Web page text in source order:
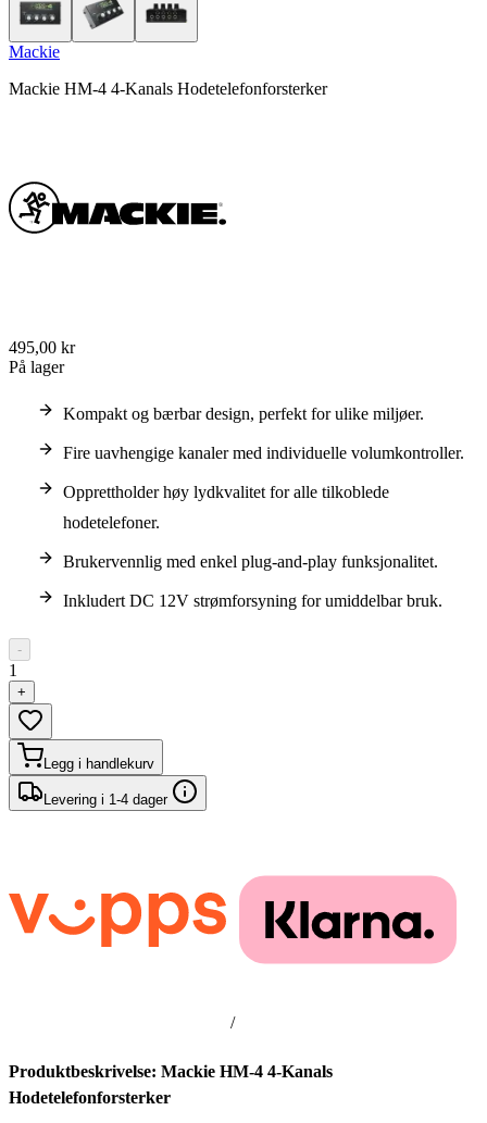
Mackie
Mackie HM-4 4-Kanals Hodetelefonforsterker
495,00 kr
På lager
Kompakt og bærbar design, perfekt for ulike miljøer.
Fire uavhengige kanaler med individuelle volumkontroller.
Opprettholder høy lydkvalitet for alle tilkoblede
hodetelefoner.
Brukervennlig med enkel plug-and-play funksjonalitet.
Inkludert DC 12V strømforsyning for umiddelbar bruk.
-
1
+
Legg i handlekurv
Levering i 1-4 dager
/
Produktbeskrivelse: Mackie HM-4 4-Kanals
Hodetelefonforsterker